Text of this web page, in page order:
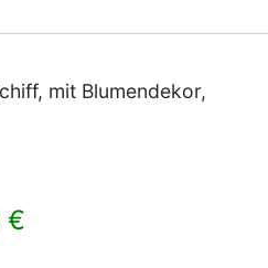
mit Blumendekor,
€